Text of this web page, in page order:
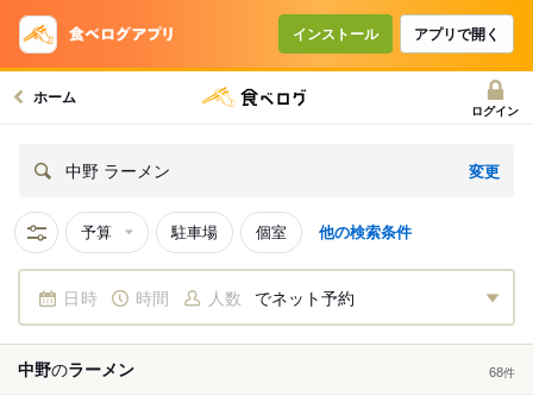
インストール アプリで開く
ホーム
ログイン
中野 ラーメン 変更
予算 駐車場 個室 他の検索条件
日時 時間 人数 でネット予約
中野のラーメン 68件